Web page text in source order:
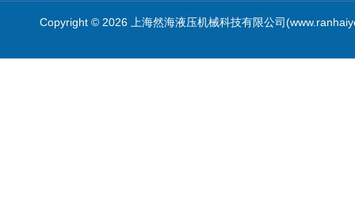
Copyright © 2026 上海然海液压机械科技有限公司